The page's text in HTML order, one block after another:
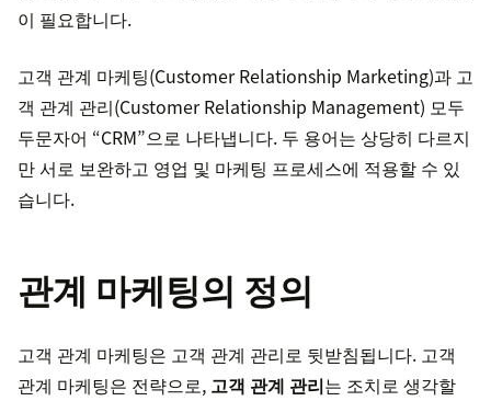
이 필요합니다.
고객 관계 마케팅(Customer Relationship Marketing)과 고
객 관계 관리(Customer Relationship Management) 모두
두문자어 “CRM”으로 나타냅니다. 두 용어는 상당히 다르지
만 서로 보완하고 영업 및 마케팅 프로세스에 적용할 수 있
습니다.
관계 마케팅의 정의
고객 관계 마케팅은 고객 관계 관리로 뒷받침됩니다. 고객
관계 마케팅은 전략으로, 고객 관계 관리는 조치로 생각할